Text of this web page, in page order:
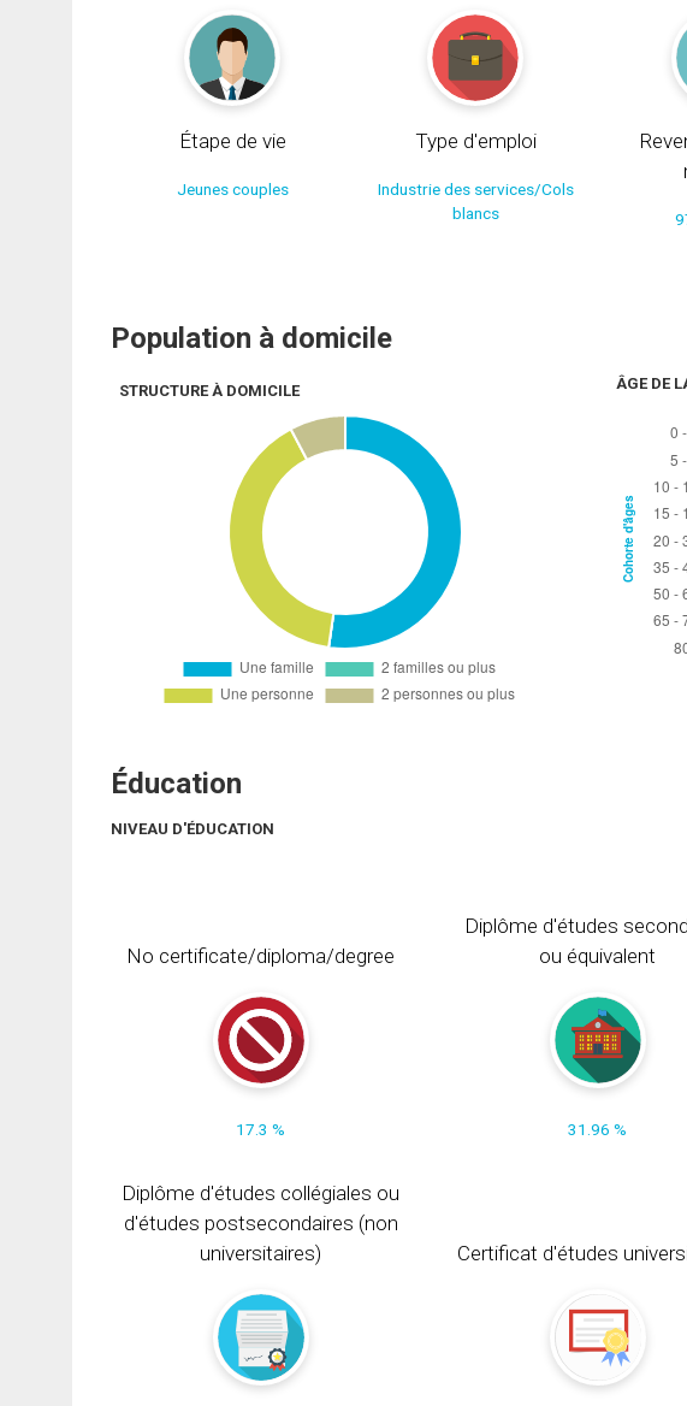
Étape de vie
Jeunes couples
Type d'emploi
Industrie des services/Cols
blancs
Population à domicile
STRUCTURE À DOMICILE ÂGE DE
Éducation
NIVEAU D'ÉDUCATION
No certificate/diploma/degree
17.3 %
Diplôme d'études
ou équivalent
31.96 %
Diplôme d'études collégiales ou
d'études postsecondaires (non
universitaires)
Certificat d'études